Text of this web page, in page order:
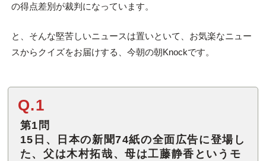
の得点差別が裁判になっています。
と、そんな堅苦しいニュースは置いといて、お気楽なニュー
スからクイズをお届けする、今朝の朝Knockです。
Q.1
第1問
15日、日本の新聞74紙の全面広告に登場し
た、父は木村拓哉、母は工藤静香というモ